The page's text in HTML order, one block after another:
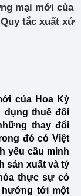
mại mới của
tắc xuất xứ
của Hoa Kỳ
dụng thuế đối
thay đổi
đó có Việt
yêu cầu minh
sản xuất và tỷ
thực sự có
tới một